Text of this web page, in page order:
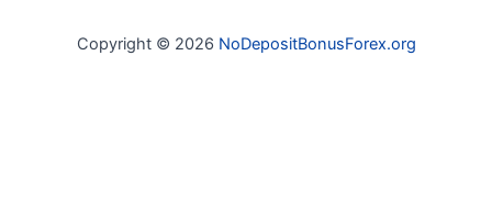
Copyright © 2026 NoDepositBonusForex.org